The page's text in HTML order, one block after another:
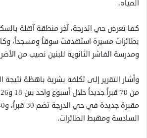
المياه.
كما تعرض حي الدرجة، آخر منطقة آهلة
بطائرات مسيرة استهدفت سوقاً ومسجداً،
ومدرسة الفاشر الثانوية للبنين نصيب من
وأشار التقرير إلى تكلفة بشرية باهظة نتيجة
السادسة ومهبط الطائرات.